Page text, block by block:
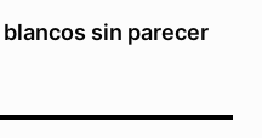
blancos sin parecer